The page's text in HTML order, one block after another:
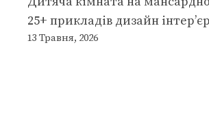
25+ прикладів дизайн
13 Травня, 2026